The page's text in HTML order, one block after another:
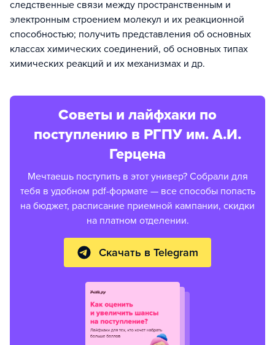
следственные связи между пространственным и
электронным строением молекул и их реакционной
способностью; получить представления об основных
классах химических соединений, об основных типах
химических реакций и их механизмах и др.
Советы и лайфхаки по
поступлению в РГПУ им. А.И.
Герцена
Мечтаешь поступить в этот универ? Собрали для
тебя в удобном pdf-формате — все способы попасть
на бюджет, расписание приемной кампании, скидки
на платном отделении.
Скачать в Telegram